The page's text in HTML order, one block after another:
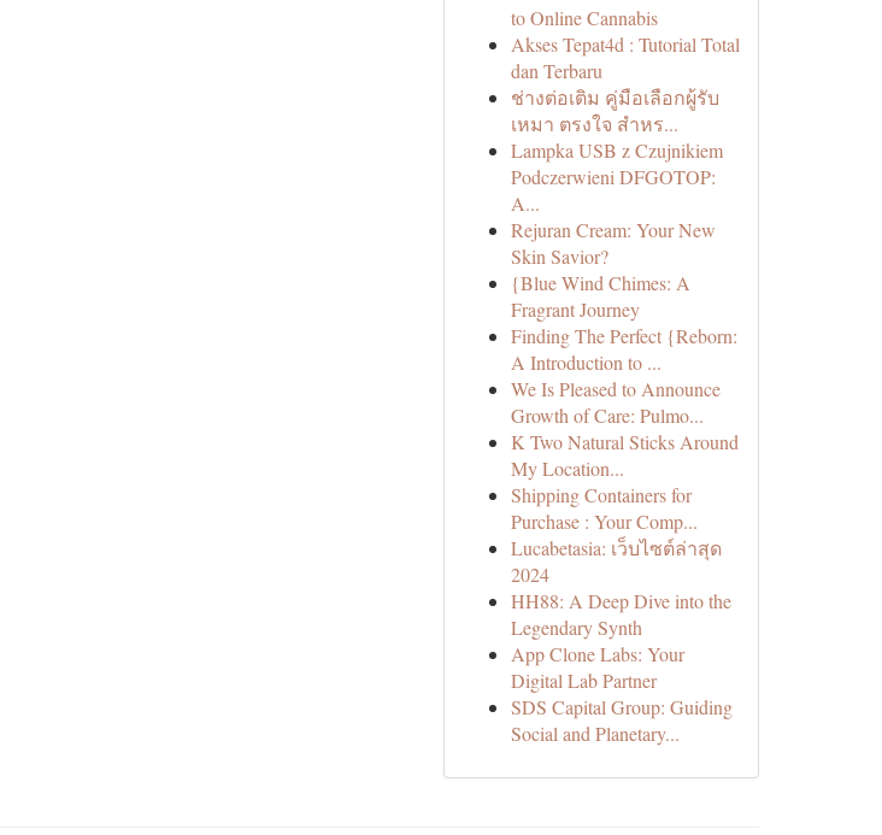
to Online Cannabis
Akses Tepat4d : Tutorial Total
dan Terbaru
ช่างต่อเติม คู่มือเลือกผู้รับ
เหมา ตรงใจ สำหร...
Lampka USB z Czujnikiem
Podczerwieni DFGOTOP:
A...
Rejuran Cream: Your New
Skin Savior?
{Blue Wind Chimes: A
Fragrant Journey
Finding The Perfect {Reborn:
A Introduction to ...
We Is Pleased to Announce
Growth of Care: Pulmo...
K Two Natural Sticks Around
My Location...
Shipping Containers for
Purchase : Your Comp...
Lucabetasia: เว็บไซต์ล่าสุด
2024
HH88: A Deep Dive into the
Legendary Synth
App Clone Labs: Your
Digital Lab Partner
SDS Capital Group: Guiding
Social and Planetary...